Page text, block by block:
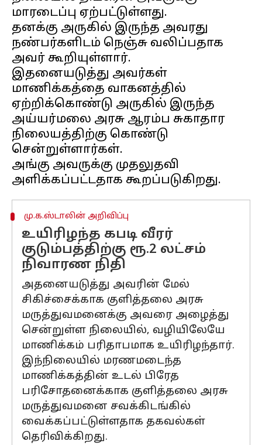
மாரடைப்பு ஏற்பட்டுள்ளது.
தனக்கு அருகில் இருந்த அவரது
நண்பர்களிடம் நெஞ்சு வலிப்பதாக
அவர் கூறியுள்ளார்.
இதனையடுத்து அவர்கள்
மாணிக்கத்தை வாகனத்தில்
ஏற்றிக்கொண்டு அருகில் இருந்த
அய்யர்மலை அரசு ஆரம்ப சுகாதார
நிலையத்திற்கு கொண்டு
சென்றுள்ளார்கள்.
அங்கு அவருக்கு முதலுதவி
மு.க.ஸ்டாலின் அறிவிப்பு
உயிரிழந்த கபடி வீரர்
குடும்பத்திற்கு ரூ.2 லட்சம்
நிவாரண நிதி
அதனையடுத்து அவரின் மேல்
சிகிச்சைக்காக குளித்தலை அரசு
மருத்துவமனைக்கு அவரை அழைத்து
சென்றுள்ள நிலையில், வழியிலேயே
மாணிக்கம் பரிதாபமாக உயிரிழந்தார்.
இந்நிலையில் மரணமடைந்த
மாணிக்கத்தின் உடல் பிரேத
பரிசோதனைக்காக குளித்தலை அரசு
மருத்துவமனை சவக்கிடங்கில்
வைக்கப்பட்டுள்ளதாக தகவல்கள்
தெரிவிக்கிறது.